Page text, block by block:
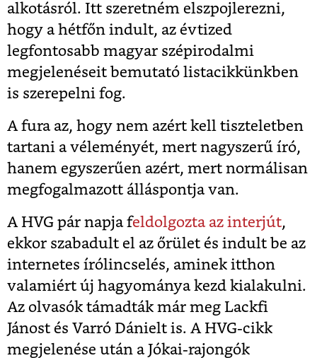
alkotásról. Itt szeretném elszpojlerezni,
hogy a hétfőn indult, az évtized
legfontosabb magyar szépirodalmi
megjelenéseit bemutató listacikkünkben
is szerepelni fog.
A fura az, hogy nem azért kell tiszteletben
tartani a véleményét, mert nagyszerű író,
hanem egyszerűen azért, mert normálisan
megfogalmazott álláspontja van.
A HVG pár napja feldolgozta az interjút,
ekkor szabadult el az őrület és indult be az
internetes írólincselés, aminek itthon
valamiért új hagyománya kezd kialakulni.
Az olvasók támadták már meg Lackfi
Jánost és Varró Dánielt is. A HVG-cikk
megjelenése után a Jókai-rajongók